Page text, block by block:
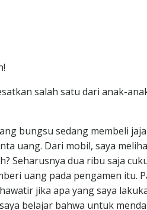
salah satu dari anak-
bungsu sedang membeli
uang. Dari mobil, saya
Seharusnya dua ribu saja
uang pada pengamen itu.
jika apa yang saya
belajar bahwa untuk